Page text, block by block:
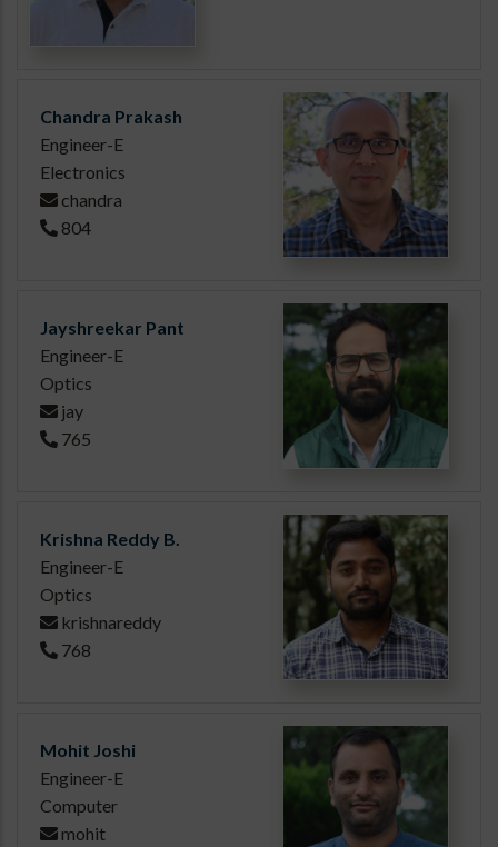
Chandra Prakash
Engineer-E
Electronics
chandra
804
Jayshreekar Pant
Engineer-E
Optics
jay
765
Krishna Reddy B.
Engineer-E
Optics
krishnareddy
768
Mohit Joshi
Engineer-E
Computer
mohit